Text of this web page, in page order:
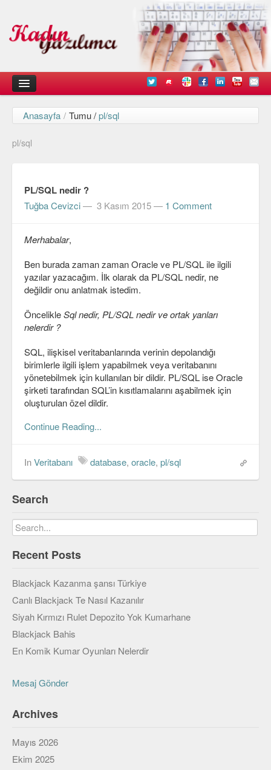
Kadın
Duyurular
Düşündüklerimiz
Arayüz Tasarımı
Diller
C#
Java
PHP
Python
Scala
Güvenlik
Mobil
Android
OS
Linux
Veri Yapıları & Algoritmalar
Veritabanı
MongoDB
Robotik
Yazarlar
Etkinlikler
Anasayfa / Tumu /pl/sql
pl/sql
PL/SQL nedir ?
Tuğba Cevizci— 3 Kasım 2015— 1 Comment
Merhabalar,
Ben burada zaman zaman Oracle ve PL/SQL ile ilgili
yazılar yazacağım. İlk olarak da PL/SQL nedir, ne
değildir onu anlatmak istedim.
ÖncelikleSql nedir, PL/SQL nedir ve ortak yanları
nelerdir ?
SQL, ilişkisel veritabanlarında verinin depolandığı
birimlerle ilgili işlem yapabilmek veya veritabanını
yönetebilmek için kullanılan bir dildir. PL/SQL ise Oracle
şirketi tarafından SQL’in kısıtlamalarını aşabilmek için
oluşturulan özel dildir.
Continue Reading...
InVeritabanı database, oracle, pl/sql
Search
Recent Posts
Blackjack Kazanma şansı Türkiye
Canlı Blackjack Te Nasıl Kazanılır
Siyah Kırmızı Rulet Depozito Yok Kumarhane
Blackjack Bahis
En Komik Kumar Oyunları Nelerdir
Mesaj Gönder
Archives
Mayıs 2026
Ekim 2025